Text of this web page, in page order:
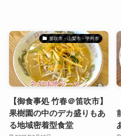
笛吹市・山梨市・甲州市
【御食事処 竹春＠笛吹市】
果樹園の中のデカ盛りもあ
る地域密着型食堂